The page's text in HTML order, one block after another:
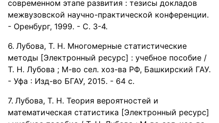
современном этапе развития : тезисы докладов
межвузовской научно-практической конференции.
- Оренбург, 1999. - С. 3-4.
Лубова, Т. Н. Многомерные статистические
методы [Электронный ресурс] : учебное пособие /
Т. Н. Лубова ; М-во сел. хоз-ва РФ, Башкирский ГАУ.
- Уфа : Изд-во БГАУ, 2015. - 64 с.
Лубова, Т. Н. Теория вероятностей и
математическая статистика [Электронный ресурс]